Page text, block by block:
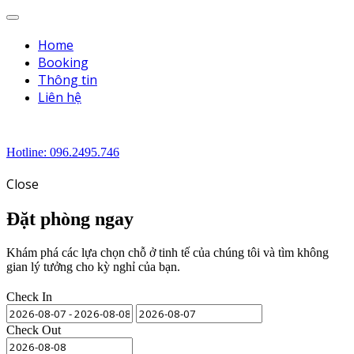
Menu
Home
Booking
Thông tin
Liên hệ
Hotline: 096.2495.746
Close
Đặt phòng ngay
Khám phá các lựa chọn chỗ ở tinh tế của chúng tôi và tìm không
gian lý tưởng cho kỳ nghỉ của bạn.
Check In
Check Out